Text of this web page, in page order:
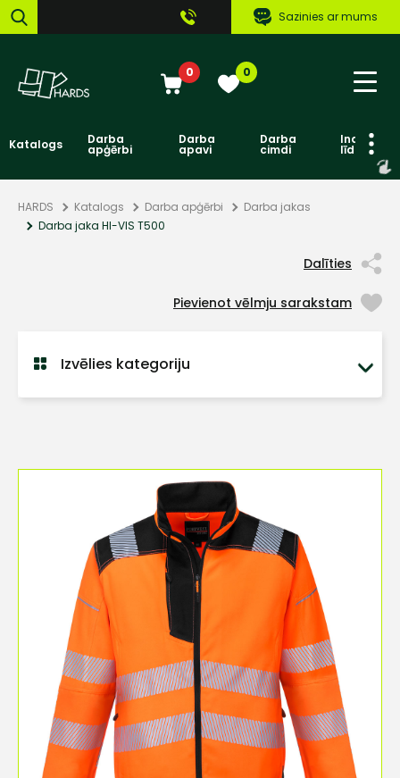
Sazinies ar mums
0 0
Katalogs Darba
apģērbi
Darba
apavi
Darba
cimdi līdzekļi
HARDS Katalogs Darba apģērbi
Darba jakas
Darba jaka HI-VIS T500
Dalīties
Pievienot vēlmju sarakstam
Izvēlies kategoriju